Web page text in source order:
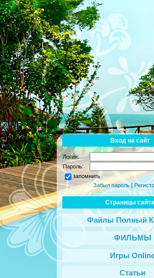
Вход на сайт
Логин:
Пароль:
запомнить
Забыл пароль|
Страницы сайта
Файлы Полный
ФИЛЬМЫ
Игры
Статьи